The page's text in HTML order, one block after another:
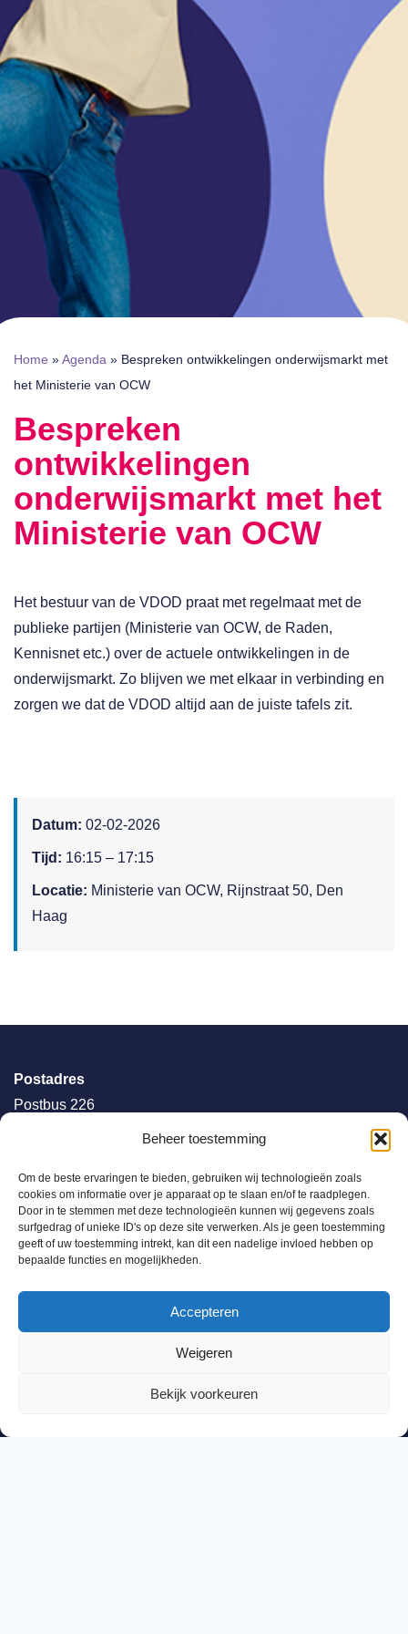
Beheer toestemming
Om de beste ervaringen te bieden, gebruiken wij technologieën zoals
cookies om informatie over je apparaat op te slaan en/of te raadplegen.
Door in te stemmen met deze technologieën kunnen wij gegevens zoals
surfgedrag of unieke ID's op deze site verwerken. Als je geen toestemming
geeft of uw toestemming intrekt, kan dit een nadelige invloed hebben op
bepaalde functies en mogelijkheden.
Accepteren
Weigeren
Bekijk voorkeuren
Home »Agenda » Bespreken ontwikkelingen onderwijsmarkt met
het Ministerie van OCW
Bespreken
ontwikkelingen
onderwijsmarkt met het
Ministerie van OCW
Het bestuur van de VDOD praat met regelmaat met de
publieke partijen (Ministerie van OCW, de Raden,
Kennisnet etc.) over de actuele ontwikkelingen in de
onderwijsmarkt. Zo blijven we met elkaar in verbinding en
zorgen we dat de VDOD altijd aan de juiste tafels zit.
Datum: 02-02-2026
Tijd: 16:15 – 17:15
Locatie: Ministerie van OCW, Rijnstraat 50, Den
Haag
Postadres
Postbus 226
secretariaat@vdod.nl
Bezoekadres
Vereniging Digitale Onderwijs Dienstverleners,